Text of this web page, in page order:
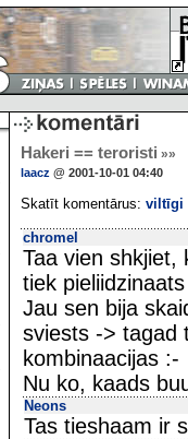
Hakeri == teroristi »»
laacz @ 2001-10-01 04:40
Skatīt komentārus: viltīgi
chromel
Taa vien shkjiet,
tiek
Jau sen bija
sviests -> tagad
kombinaacijas :-
Nu ko, kaads
Neons
Tas tieshaam ir